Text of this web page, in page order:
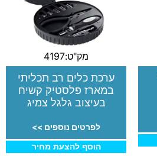
מק"ט:4197
ערכת כלים רב תכליתי
במארז פלסטיק קשיח
בעיצוב גלגל צמיג
לפרטים נוספים >>
הוסף להצעת מחיר